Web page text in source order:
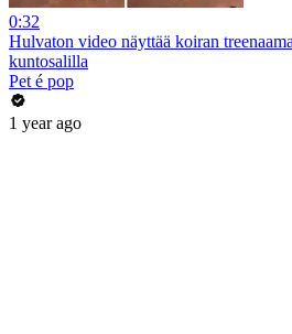
0:32
Hulvaton video näyttää koiran
kuntosalilla
Pet é pop
1 year ago